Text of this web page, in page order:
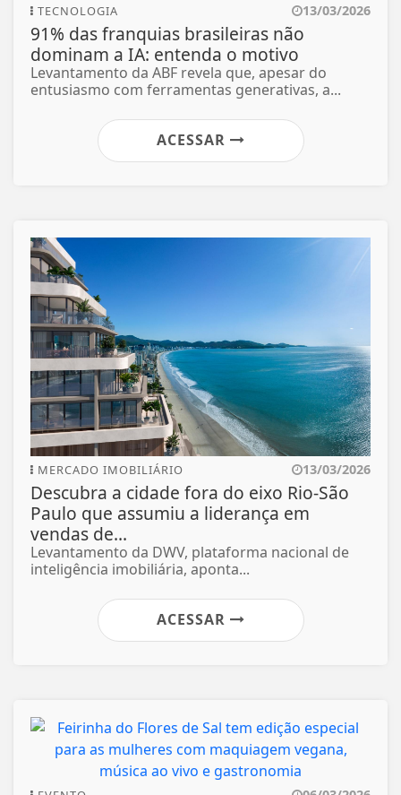
TECNOLOGIA 13/03/2026
91% das franquias brasileiras não
dominam a IA: entenda o motivo
Levantamento da ABF revela que, apesar do
entusiasmo com ferramentas generativas, a...
ACESSAR
MERCADO IMOBILIÁRIO 13/03/2026
Descubra a cidade fora do eixo Rio-São
Paulo que assumiu a liderança em
vendas de...
Levantamento da DWV, plataforma nacional de
inteligência imobiliária, aponta...
ACESSAR